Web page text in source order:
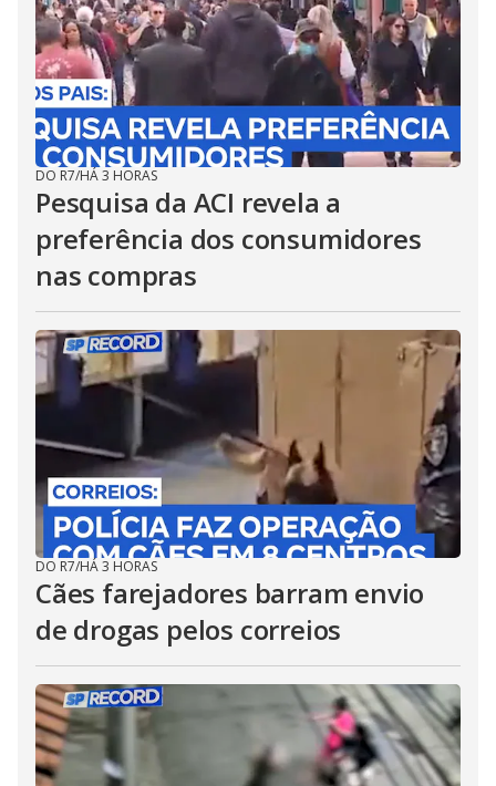
DO R7/HÁ 3 HORAS
Pesquisa da ACI revela a
preferência dos consumidores
nas compras
DO R7/HÁ 3 HORAS
Cães farejadores barram envio
de drogas pelos correios